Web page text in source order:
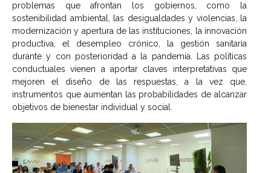
problemas que afrontan los gobiernos, como la
sostenibilidad ambiental, las desigualdades y violencias, la
modernización y apertura de las instituciones, la innovación
productiva, el desempleo crónico, la gestión sanitaria
durante y con posterioridad a la pandemia. Las políticas
conductuales vienen a aportar claves interpretativas que
mejoren el diseño de las respuestas, a la vez que,
instrumentos que aumentan las probabilidades de alcanzar
objetivos de bienestar individual y social.